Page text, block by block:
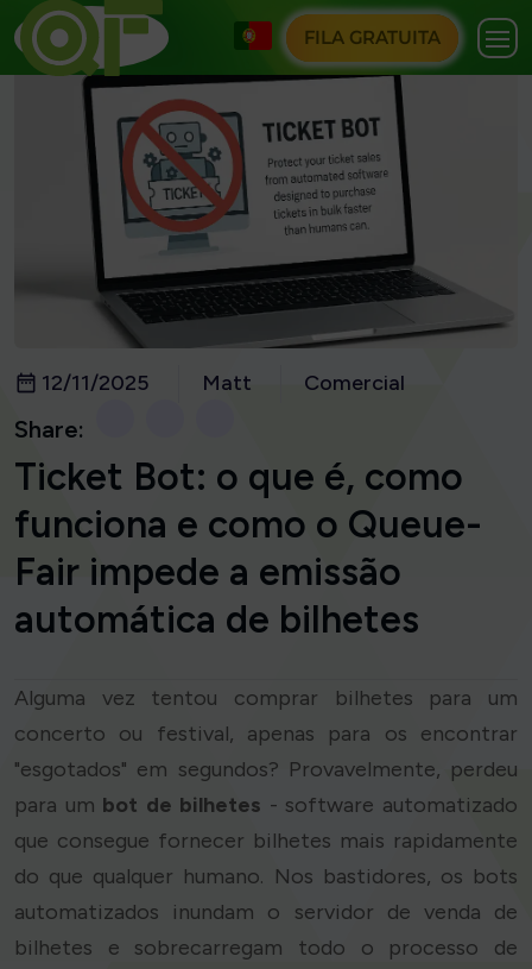
FILA GRATUITA
12/11/2025 Matt Comercial
Share:
Ticket Bot: o que é, como
funciona e como o Queue-
Fair impede a emissão
automática de bilhetes
Alguma vez tentou comprar bilhetes para um
concerto ou festival, apenas para os encontrar
"esgotados" em segundos? Provavelmente, perdeu
para um bot de bilhetes - software automatizado
que consegue fornecer bilhetes mais rapidamente
do que qualquer humano. Nos bastidores, os bots
automatizados inundam o servidor de venda de
bilhetes e sobrecarregam todo o processo de